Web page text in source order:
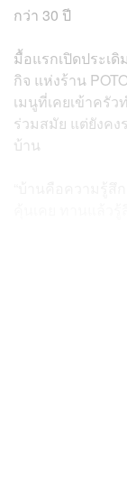
กว่า 30 ปี
มื้อแรกเปิดประ
กิจ แห่งร้าน
เมนูที่เคยเข้าครั
ร่วมสมัย แต่ยังค
บ้าน
เชฟแพมยังเล่าถึ
ร่วมเป็นส่วนหนึ่ง